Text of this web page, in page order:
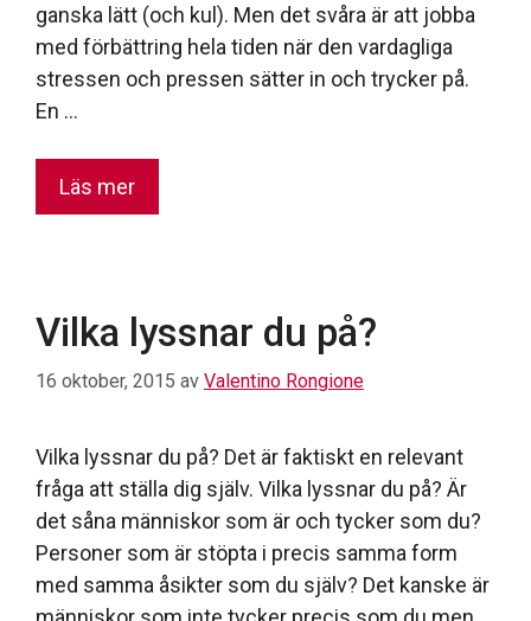
ganska lätt (och kul). Men det svåra är att jobba
med förbättring hela tiden när den vardagliga
stressen och pressen sätter in och trycker på.
En …
Läs mer
Vilka lyssnar du på?
16 oktober, 2015 av Valentino Rongione
Vilka lyssnar du på? Det är faktiskt en relevant
fråga att ställa dig själv. Vilka lyssnar du på? Är
det såna människor som är och tycker som du?
Personer som är stöpta i precis samma form
med samma åsikter som du själv? Det kanske är